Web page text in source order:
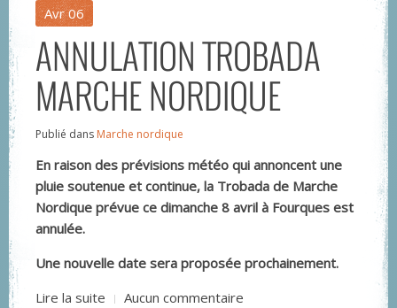
Avr 06
ANNULATION TROBADA
MARCHE NORDIQUE
Publié dans Marche nordique
En raison des prévisions météo qui annoncent une
pluie soutenue et continue, la Trobada de Marche
Nordique prévue ce dimanche 8 avril à Fourques est
annulée.
Une nouvelle date sera proposée prochainement.
Lire la suite
Aucun commentaire